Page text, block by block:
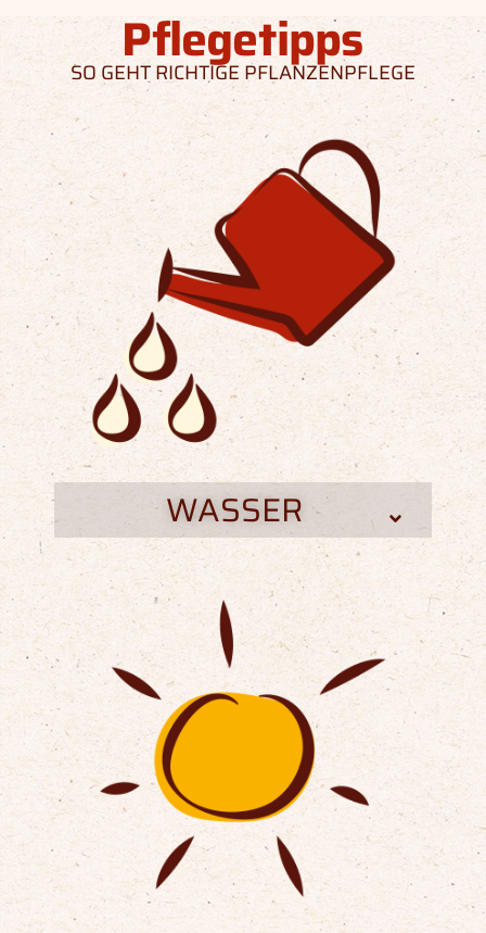
Pflegetipps
SO GEHT RICHTIGE PFLANZENPFLEGE
WASSER